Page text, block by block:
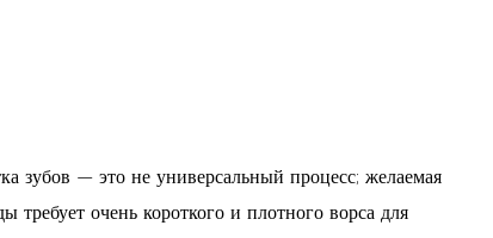
зубов — это не универсальный процесс; желаемая
требует очень короткого и плотного ворса для